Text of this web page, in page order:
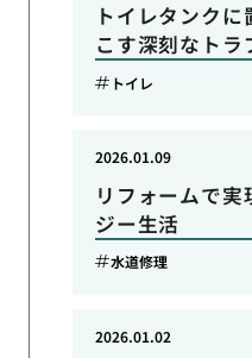
トイレタンク
こす深刻なトラ
トイレ
リフォームで
ジー生活
2026.01.09
水道修理
2026.01.02